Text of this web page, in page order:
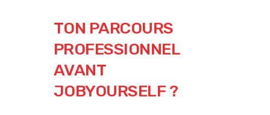
TON PARCOURS
PROFESSIONNEL
AVANT
JOBYOURSELF ?